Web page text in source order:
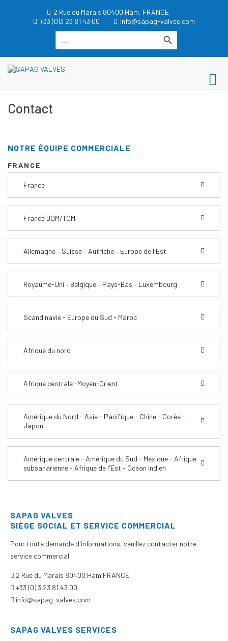
2 Rue du Marais 80400 Ham, FRANCE
+33 (0)3 23 81 43 00
info@sapag-valves.com
Search
for:
Search Button
Contact
NOTRE ÉQUIPE COMMERCIALE
FRANCE
France
France DOM/TOM
Allemagne – Suisse – Autriche – Europe de l'Est
Royaume-Uni – Belgique – Pays-Bas – Luxembourg
Scandinavie - Europe du Sud - Maroc
Afrique du nord
Afrique centrale -Moyen-Orient
Amérique du Nord - Asie - Pacifique - Chine - Corée -
Japon
Amérique centrale - Amérique du Sud - Mexique - Afrique
subsaharienne - Afrique de l'Est - Océan Indien
SAPAG VALVES
SIÈGE SOCIAL ET SERVICE COMMERCIAL
Pour toute demande d'informations, veuillez contacter notre
service commercial :
2 Rue du Marais 80400 Ham FRANCE
+33 (0) 3 23 81 43 00
info@sapag-valves.com
SAPAG VALVES SERVICES